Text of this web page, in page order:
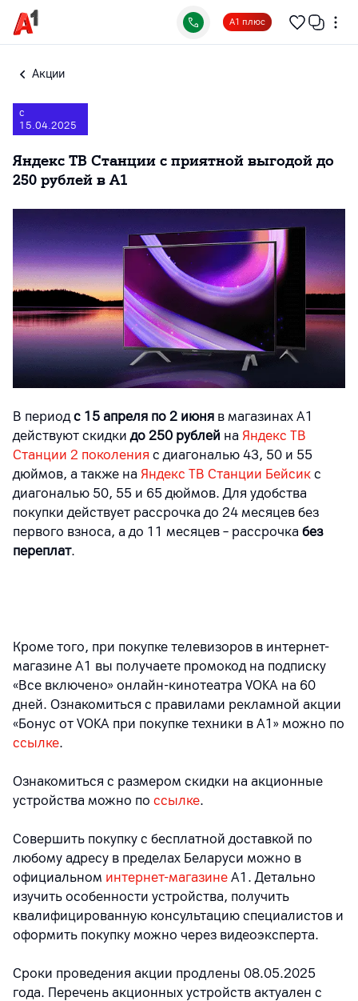
А1 плюс
Акции
с
15.04.2025
Яндекс ТВ Станции с приятной выгодой до
250 рублей в А1
В периодс 15 апреля по 2 июня в магазинах А1
действуют скидкидо 250 рублей на Яндекс ТВ
Станции 2 поколения с диагональю 43, 50 и 55
дюймов, а также на Яндекс ТВ Станции Бейсик с
диагональю 50, 55 и 65 дюймов. Для удобства
покупки действует рассрочка до 24 месяцев без
первого взноса, а до 11 месяцев – рассрочка без
переплат.
Кроме того, при покупке телевизоров в интернет-
магазине А1 вы получаете промокод на подписку
«Все включено» онлайн-кинотеатра VOKA на 60
дней. Ознакомиться с правилами рекламной акции
«Бонус от VOKA при покупке техники в А1» можно по
ссылке.
Ознакомиться с размером скидки на акционные
устройства можно по ссылке.
Совершить покупку с бесплатной доставкой по
любому адресу в пределах Беларуси можно в
официальном интернет-магазине А1. Детально
изучить особенности устройства, получить
квалифицированную консультацию специалистов и
оформить покупку можно через видеоэксперта.
Сроки проведения акции продлены 08.05.2025
года. Перечень акционных устройств актуален с